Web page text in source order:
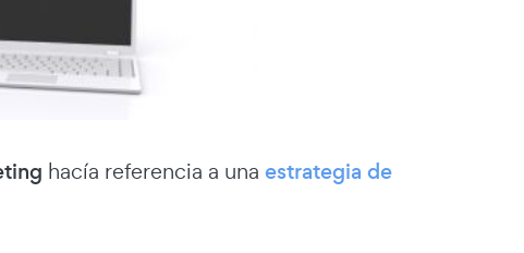
hacía referencia a una estrategia de